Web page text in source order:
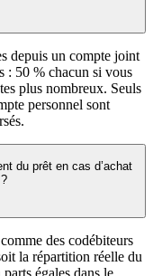
depuis un compte joint
: 50 % chacun si vous
plus nombreux. Seuls
personnel sont
du prêt en cas d’achat
des codébiteurs
la répartition réelle du
égales dans le